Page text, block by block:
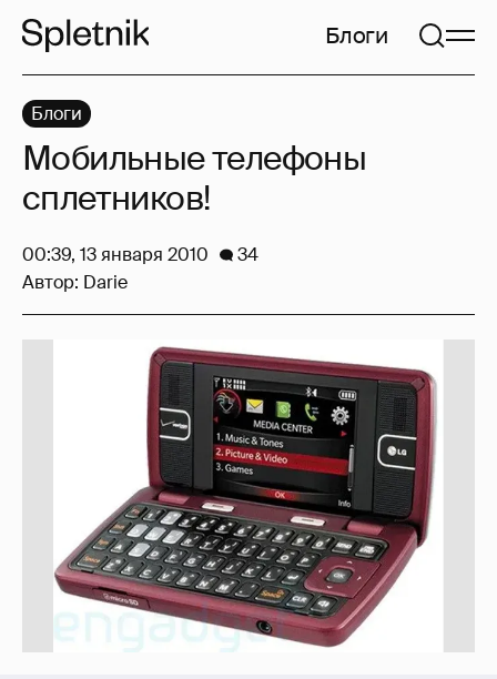
Блоги
Блоги
Мобильные телефоны
сплетников!
00:39, 13 января 2010
34
Автор: Darie